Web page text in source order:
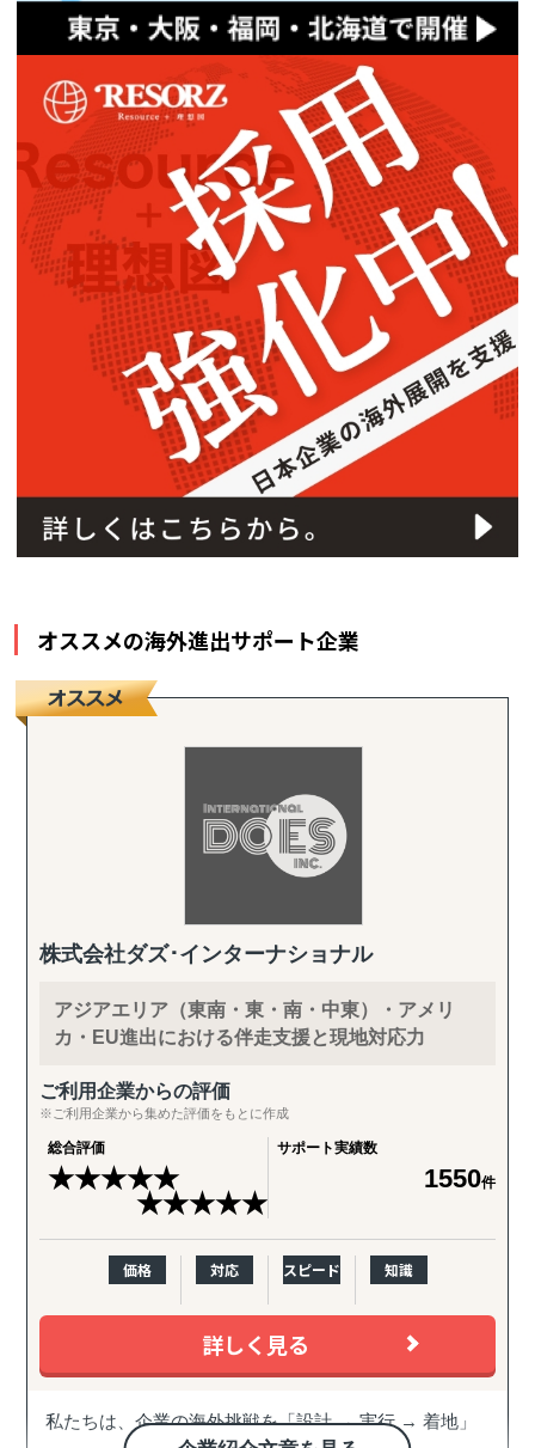
オススメの海外進出サポート企業
株式会社ダズ･インターナショナル
アジアエリア（東南・東・南・中東）・アメリ
カ・EU進出における伴走支援と現地対応力
ご利用企業からの評価
※ご利用企業から集めた評価をもとに作成
総合評価
★★★★★
★★★★★
サポート実績数
1550件
価格 対応 スピード 知識
詳しく見る
私たちは、企業の海外挑戦を「設計 → 実行 → 着地」